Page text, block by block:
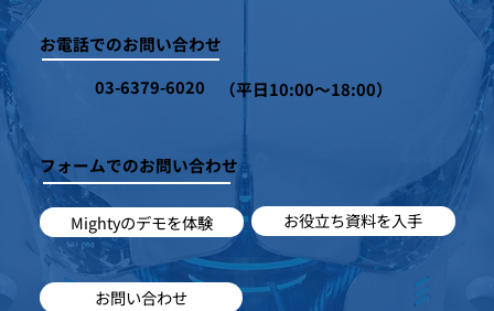
お電話でのお問い合わせ
03-6379-6020
（平日10:00～18:00）
フォームでのお問い合わせ
Mightyのデモを体験 お役立ち資料を入手
お問い合わせ